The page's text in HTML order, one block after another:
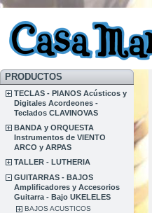
PRODUCTOS
TECLAS - PIANOS Acústicos y
Digitales Acordeones -
Teclados CLAVINOVAS
BANDA y ORQUESTA
Instrumentos de VIENTO
ARCO y ARPAS
TALLER - LUTHERIA
GUITARRAS - BAJOS
Amplificadores y Accesorios
Guitarra - Bajo UKELELES
BAJOS ACUSTICOS